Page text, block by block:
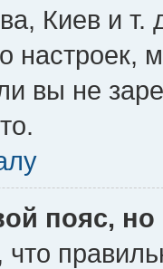
Киев и т.
настроек,
вы не
пояс,